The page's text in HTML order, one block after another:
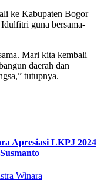
ke Kabupaten Bogor
Idulfitri guna bersama-
Mari kita kembali
daerah dan
tutupnya.
Apresiasi LKPJ 2024
Winara